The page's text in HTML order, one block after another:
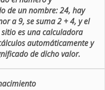
de un nombre: 24, hay
a 9, se suma 2 + 4, y el
es una calculadora
automáticamente y
de dicho valor.